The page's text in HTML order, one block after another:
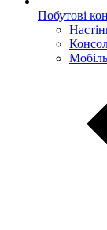
Побутові